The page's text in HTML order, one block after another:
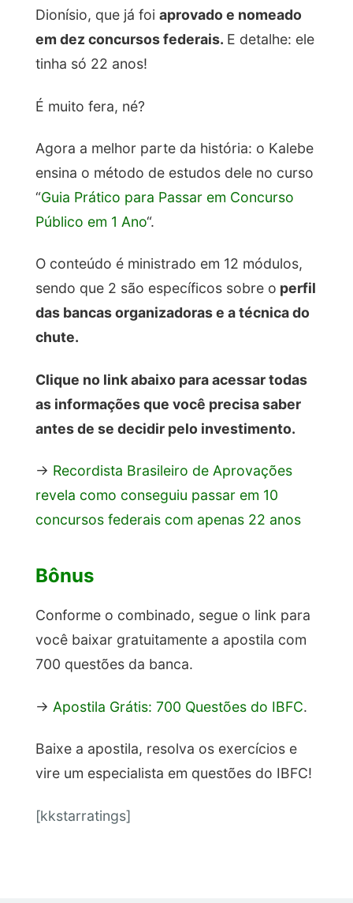
Dionísio, que já foi aprovado e nomeado
em dez concursos federais. E detalhe: ele
tinha só 22 anos!
É muito fera, né?
Agora a melhor parte da história: o Kalebe
ensina o método de estudos dele no curso
“Guia Prático para Passar em Concurso
Público em 1 Ano“.
O conteúdo é ministrado em 12 módulos,
sendo que 2 são específicos sobre o perfil
das bancas organizadoras e a técnica do
chute.
Clique no link abaixo para acessar todas
as informações que você precisa saber
antes de se decidir pelo investimento.
→ Recordista Brasileiro de Aprovações
revela como conseguiu passar em 10
concursos federais com apenas 22 anos
Bônus
Conforme o combinado, segue o link para
você baixar gratuitamente a apostila com
700 questões da banca.
→ Apostila Grátis: 700 Questões do IBFC.
Baixe a apostila, resolva os exercícios e
vire um especialista em questões do IBFC!
[kkstarratings]